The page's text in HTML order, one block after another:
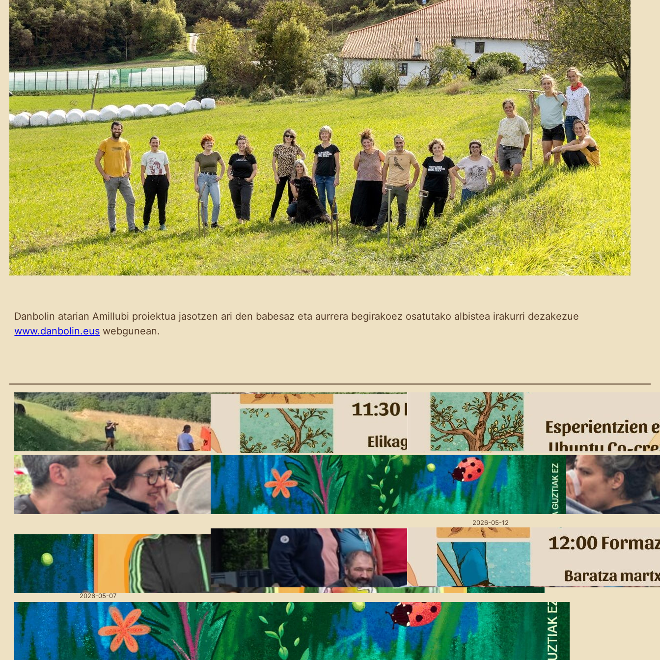
Danbolin atarian Amillubi proiektua jasotzen ari den babesaz eta aurrera begirakoez osatutako albistea irakurri dezakezue
www.danbolin.eus webgunean.
Azken hilabeteetako
lanen laburpena
2026-07-21
Eskola Haziak: 4. saioa
egingo da igande
honetan Amillubin
2026-07-08
Eskola Haziak: Pribilegio
Txuria Agerian
2026-06-05
Udaberri Festa Amillubin:
Lurra oinarri, utopien
bidean
2026-05-20
Jaiari begirako
informazio eta ohar
praktikoak
2026-05-14
Lurra oinarri, utopien
bidean: Amillubin
goizeko mahai-inguruak
antolatu ditugu
2026-05-12
Askotariko kultur
emanaldiak eskainiko
ditu aurten ere Amilubiko
Udaberriko Festak
2026-05-07
Larunbatean ospatu
genuen Biolurreko urteko
batzar nagusia
2026-04-27
Eskola Haziak: Gure
baratzean burujabe
2026-04-16
Amillubi Udaberriko
Festa: lurra eta kultura
ardatz duen hitzordua
2026-03-27